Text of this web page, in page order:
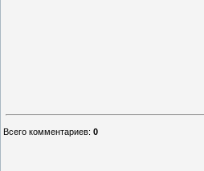
Всего комментариев: 0